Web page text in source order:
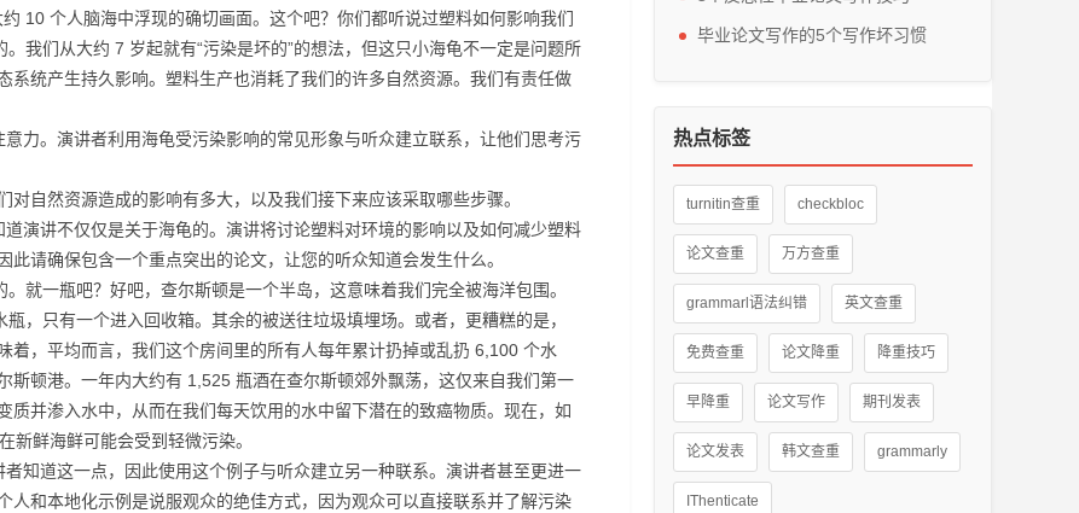
10 个人脑海中浮现的确切画面。这个吧？你们都听说过塑料如何影响我们
我们从大约 7 岁起就有“污染是坏的”的想法，但这只小海龟不一定是问题所
系统产生持久影响。塑料生产也消耗了我们的许多自然资源。我们有责任做
。演讲者利用海龟受污染影响的常见形象与听众建立联系，让他们思考污
自然资源造成的影响有多大，以及我们接下来应该采取哪些步骤。
讲不仅仅是关于海龟的。演讲将讨论塑料对环境的影响以及如何减少塑料
请确保包含一个重点突出的论文，让您的听众知道会发生什么。
一瓶吧？好吧，查尔斯顿是一个半岛，这意味着我们完全被海洋包围。
，只有一个进入回收箱。其余的被送往垃圾填埋场。或者，更糟糕的是，
着，平均而言，我们这个房间里的所有人每年累计扔掉或乱扔 6,100 个水
斯顿港。一年内大约有 1,525 瓶酒在查尔斯顿郊外飘荡，这仅来自我们第一
并渗入水中，从而在我们每天饮用的水中留下潜在的致癌物质。现在，如
新鲜海鲜可能会受到轻微污染。
道这一点，因此使用这个例子与听众建立另一种联系。演讲者甚至更进一
人和本地化示例是说服观众的绝佳方式，因为观众可以直接联系并了解污染
毕业论文写作的5个写作坏习惯
热点标签
turnitin查重 checkbloc
论文查重 万方查重
grammarl语法纠错 英文查重
免费查重 论文降重 降重技巧
早降重 论文写作 期刊发表
论文发表 韩文查重 grammarly
IThenticate